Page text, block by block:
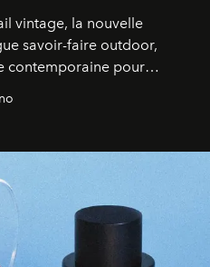
vintage, la nouvelle
savoir-faire outdoor,
contemporaine pour
du quotidien.